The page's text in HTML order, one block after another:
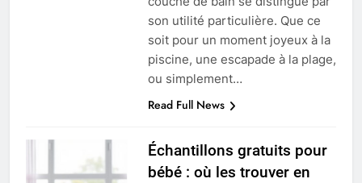
son utilité particulière. Que ce
soit pour un moment joyeux à la
piscine, une escapade à la plage,
ou simplement…
Read Full News
Échantillons gratuits pour
bébé : où les trouver en